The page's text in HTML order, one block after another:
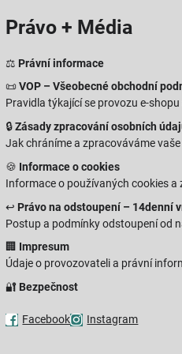
Právo + Média
⚖️ Právní informace
📜VOP – Všeobecné obchodní
Pravidla týkající se provozu e-
🔒Zásady zpracování osobních
Jak chráníme a zpracováváme
🍪 Informace o cookies
Informace o používaných cookies
↩️ Právo na odstoupení – 14denní
Postup a podmínky odstoupení od
🏢 Impresum
Údaje o provozovateli a právní
🔐 Bezpečnost
Facebook Instagram